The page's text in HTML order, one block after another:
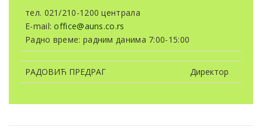
тел. 021/210-1200 централа
E-mail:office@auns.co.rs
Радно време: радним данима 7:00-15:00
РАДОВИЋ ПРЕДРАГ Директор